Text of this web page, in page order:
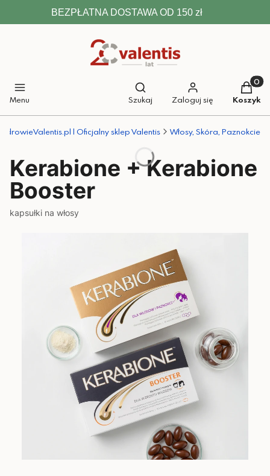
BEZPŁATNA DOSTAWA OD 150 zł
Menu
Otwórz wyszukiwarkę
Szukaj Zaloguj się Koszyk
ZdrowieValentis.pl | Oficjalny sklep Valentis Włosy, Skóra, Paznokcie
Kerabione + Kerabione
Booster
kapsułki na włosy